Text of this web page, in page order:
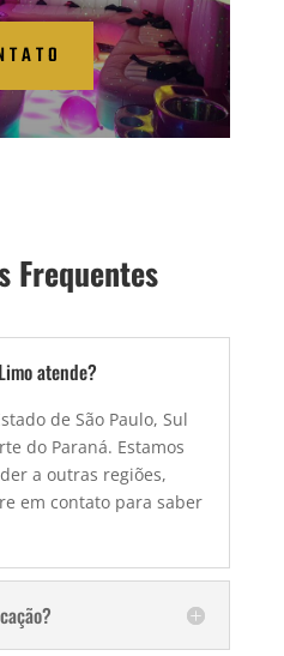
Frequentes
atende?
de São Paulo, Sul
do Paraná. Estamos
a outras regiões,
em contato para saber